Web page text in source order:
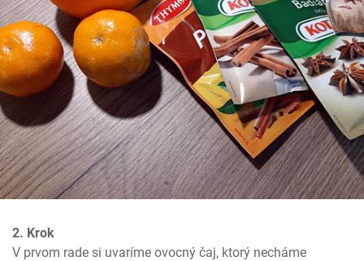
2. Krok
V prvom rade si uvaríme ovocný čaj, ktorý necháme